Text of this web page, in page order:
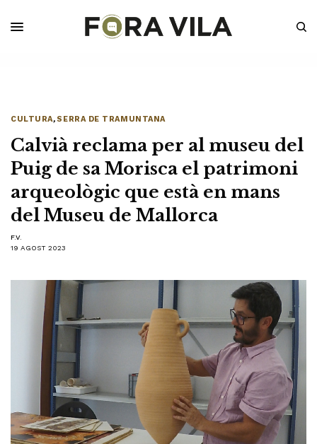
CULTURA,SERRA DE TRAMUNTANA
Calvià reclama per al museu del
Puig de sa Morisca el patrimoni
arqueològic que està en mans
del Museu de Mallorca
F.V.
19 AGOST 2023